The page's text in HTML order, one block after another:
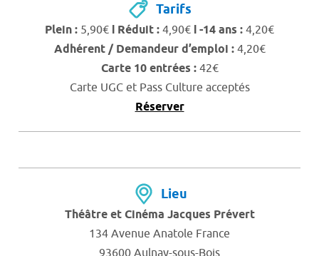
Tarifs
Plein : 5,90€ Ι Réduit : 4,90€ Ι -14 ans : 4,20€
Adhérent / Demandeur d’emploi : 4,20€
Carte 10 entrées : 42€
Carte UGC et Pass Culture acceptés
Réserver
Lieu
Théâtre et Cinéma Jacques Prévert
134 Avenue Anatole France
93600 Aulnay-sous-Bois